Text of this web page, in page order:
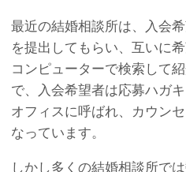
最近の結婚相談所は、入会
を提出してもらい、互いに
コンピューターで検索して
で、入会希望者は応募ハガ
オフィスに呼ばれ、カウン
なっています。
しかし多くの結婚相談所で